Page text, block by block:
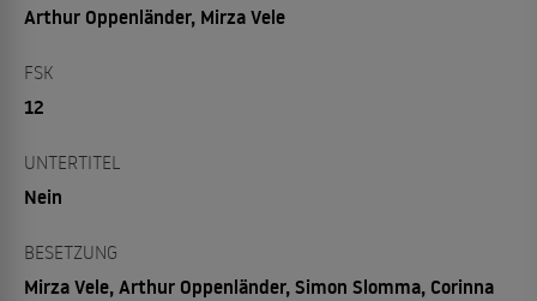
Arthur Oppenländer, Mirza Vele
FSK
12
UNTERTITEL
Nein
BESETZUNG
Mirza Vele, Arthur Oppenländer, Simon Slomma, Corinna